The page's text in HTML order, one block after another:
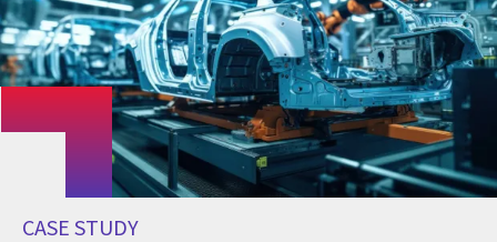
CASE STUDY